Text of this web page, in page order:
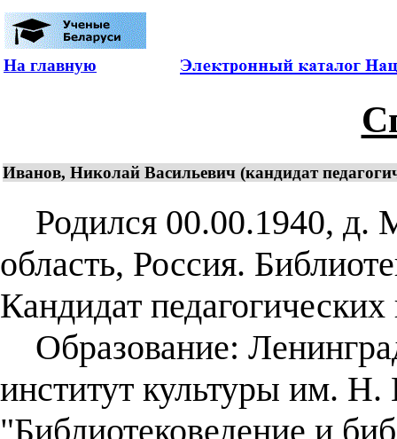
На главную
Иванов, Николай Васильевич (кандидат
Родился 00.00.1940, д.
область, Россия.
Кандидат
Образование:
институт культуры им.
"Библиотековедение и